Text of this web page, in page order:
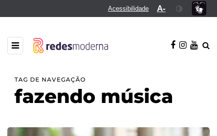
Acessibilidade A-
TAG DE NAVEGAÇÃO
fazendo música